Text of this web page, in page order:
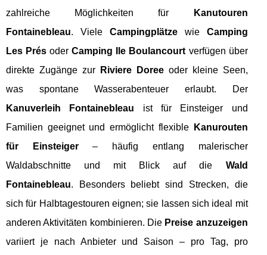
zahlreiche Möglichkeiten für
Kanutouren
Fontainebleau. Viele Campingplätzewie Camping
Les Prés oderCamping Ile Boulancourt verfügen über
direkte Zugänge zur
Riviere Doreeoder kleine Seen,
was spontane Wasserabenteuer erlaubt. Der
Kanuverleih Fontainebleau ist für Einsteiger und
Familien geeignet und ermöglicht flexible
Kanurouten
für Einsteiger– häufig entlang malerischer
Waldabschnitte und mit Blick auf die Wald
Fontainebleau. Besonders beliebt sind Strecken, die
sich für Halbtagestouren eignen; sie lassen sich ideal mit
anderen Aktivitäten kombinieren. Die Preise anzuzeigen
variiert je nach Anbieter und Saison – pro Tag, pro